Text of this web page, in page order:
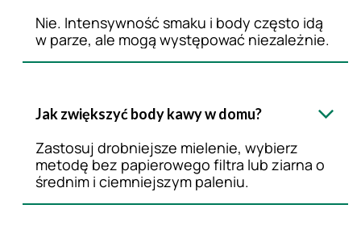
Nie. Intensywność smaku i body często idą
w parze, ale mogą występować niezależnie.
Jak zwiększyć body kawy w domu?
Zastosuj drobniejsze mielenie, wybierz
metodę bez papierowego filtra lub ziarna o
średnim i ciemniejszym paleniu.